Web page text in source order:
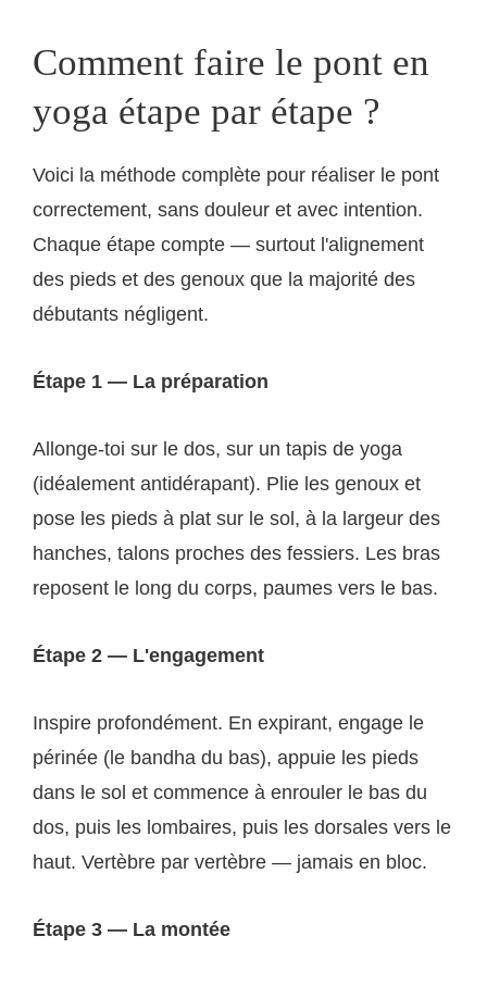
Comment faire le pont en
yoga étape par étape ?
Voici la méthode complète pour réaliser le pont
correctement, sans douleur et avec intention.
Chaque étape compte — surtout l'alignement
des pieds et des genoux que la majorité des
débutants négligent.
Étape 1 — La préparation
Allonge-toi sur le dos, sur un tapis de yoga
(idéalement antidérapant). Plie les genoux et
pose les pieds à plat sur le sol, à la largeur des
hanches, talons proches des fessiers. Les bras
reposent le long du corps, paumes vers le bas.
Étape 2 — L'engagement
Inspire profondément. En expirant, engage le
périnée (le bandha du bas), appuie les pieds
dans le sol et commence à enrouler le bas du
dos, puis les lombaires, puis les dorsales vers le
haut. Vertèbre par vertèbre — jamais en bloc.
Étape 3 — La montée